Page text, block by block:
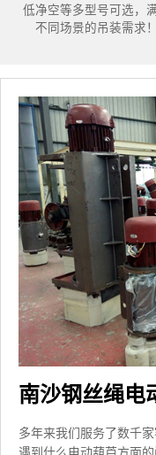
低净空等多型号可选，
不同场景的吊装需求！
南沙钢丝绳电
多年来我们服务了数千
遇到什么电动葫芦方面